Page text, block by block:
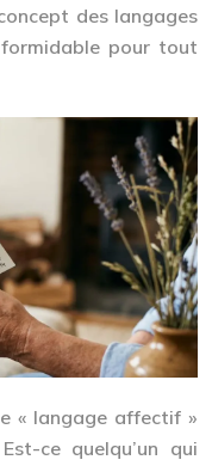
des langages
pour tout
« langage affectif »
ce quelqu’un qui